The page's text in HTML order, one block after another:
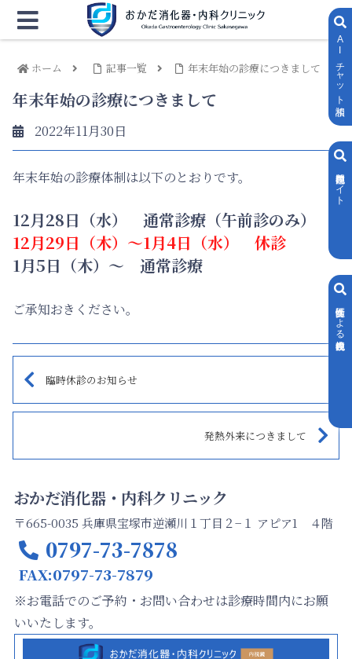
AIチャット相談
内視鏡専門サイト
女性医師による内視鏡検査
ホーム 記事一覧 年末年始の診療につきまして
年末年始の診療につきまして
2022年11月30日
年末年始の診療体制は以下のとおりです。
12月28日（水） 通常診療（午前診のみ）
12月29日（木）～1月4日（水） 休診
1月5日（木）～ 通常診療
ご承知おきください。
臨時休診のお知らせ
発熱外来につきまして
おかだ消化器・内科クリニック
〒665-0035 兵庫県宝塚市逆瀬川１丁目２−１ アピア1 ４階
0797-73-7878
FAX:0797-73-7879
※お電話でのご予約・お問い合わせは診療時間内にお願
いいたします。